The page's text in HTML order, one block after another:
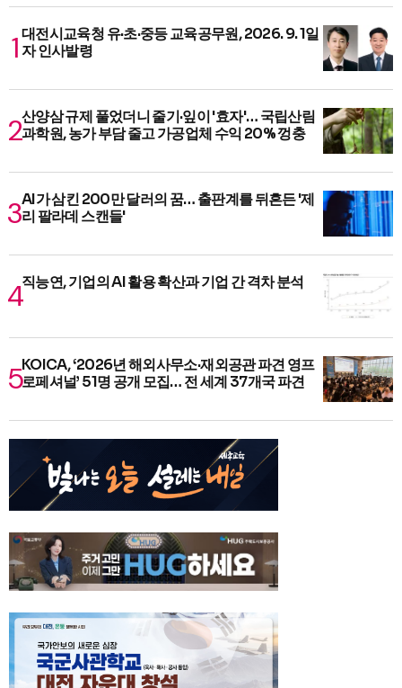
대전시교육청 유·초·중등 교육공무원, 2026. 9. 1일
자 인사발령
산양삼 규제 풀었더니 줄기·잎이 '효자'… 국립산림
과학원, 농가 부담 줄고 가공업체 수익 20% 껑충
AI가 삼킨 200만 달러의 꿈… 출판계를 뒤흔든 '제
리 팔라데 스캔들'
직능연, 기업의 AI 활용 확산과 기업 간 격차 분석
KOICA, ‘2026년 해외사무소·재외공관 파견 영프
로페셔널’ 51명 공개 모집… 전 세계 37개국 파견